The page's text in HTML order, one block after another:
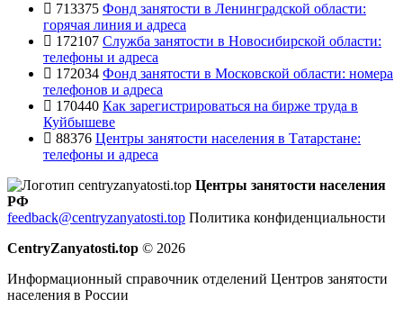
713375 Фонд занятости в Ленинградской области:
горячая линия и адреса
172107 Служба занятости в Новосибирской области:
телефоны и адреса
172034 Фонд занятости в Московской области: номера
телефонов и адреса
170440 Как зарегистрироваться на бирже труда в
Куйбышеве
88376 Центры занятости населения в Татарстане:
телефоны и адреса
Центры занятости населения
РФ
feedback@centryzanyatosti.top Политика конфиденциальности
CentryZanyatosti.top © 2026
Информационный справочник отделений Центров занятости
населения в России